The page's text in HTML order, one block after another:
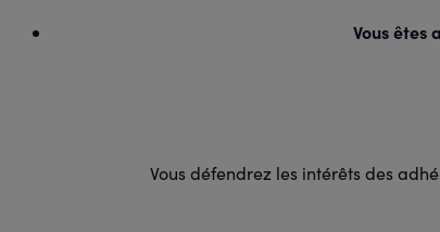
Vous êtes
Vous défendrez les intérêts des